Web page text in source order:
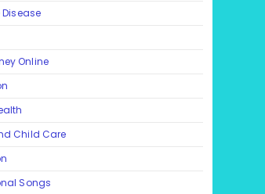
Disease
Online
Child Care
Songs